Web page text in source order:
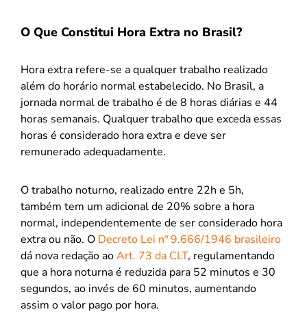
O Que Constitui Hora Extra no Brasil?
Hora extra refere-se a qualquer trabalho realizado
além do horário normal estabelecido. No Brasil, a
jornada normal de trabalho é de 8 horas diárias e 44
horas semanais. Qualquer trabalho que exceda essas
horas é considerado hora extra e deve ser
remunerado adequadamente.
O trabalho noturno, realizado entre 22h e 5h,
também tem um adicional de 20% sobre a hora
normal, independentemente de ser considerado hora
extra ou não. O Decreto Lei nº 9.666/1946 brasileiro
dá nova redação aoArt. 73 da CLT, regulamentando
que a hora noturna é reduzida para 52 minutos e 30
segundos, ao invés de 60 minutos, aumentando
assim o valor pago por hora.